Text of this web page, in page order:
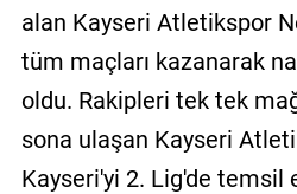
Politikası
alan Kayseri Atletikspor
tüm maçları kazanarak
oldu. Rakipleri tek tek
sona ulaşan Kayseri
Kayseri'yi 2. Lig'de temsil